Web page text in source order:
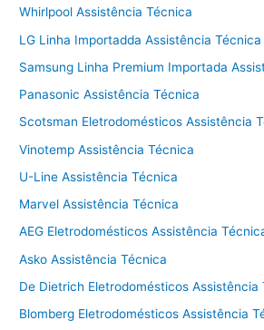
Whirlpool Assistência Técnica
LG Linha Importadda Assistência Técnica
Samsung Linha Premium Importada
Panasonic Assistência Técnica
Scotsman Eletrodomésticos Assistência
Vinotemp Assistência Técnica
U-Line Assistência Técnica
Marvel Assistência Técnica
AEG Eletrodomésticos Assistência
Asko Assistência Técnica
De Dietrich Eletrodomésticos Assistência
Blomberg Eletrodomésticos Assistência